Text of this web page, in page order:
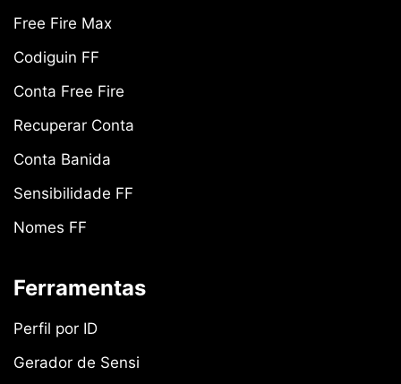
Free Fire Max
Codiguin FF
Conta Free Fire
Recuperar Conta
Conta Banida
Sensibilidade FF
Nomes FF
Ferramentas
Perfil por ID
Gerador de Sensi